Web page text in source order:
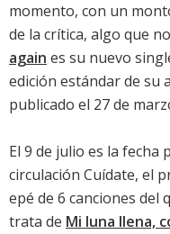
momento, con un
de la crítica, algo que
again es su nuevo
edición estándar de su
publicado el 27 de
El 9 de julio es la fecha
circulación Cuídate, el
epé de 6 canciones del
trata de Mi luna llena,